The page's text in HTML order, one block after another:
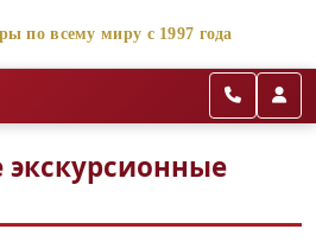
по всему миру с 1997 года